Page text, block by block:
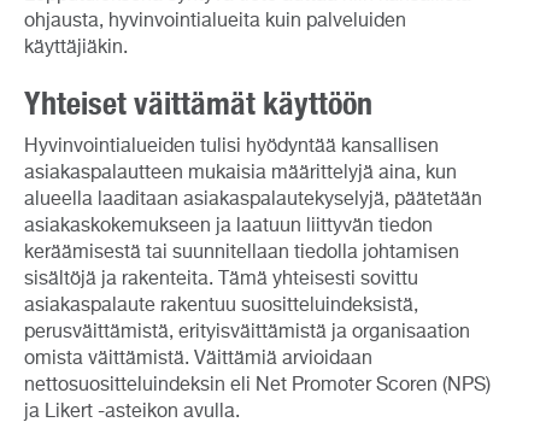
ohjausta, hyvinvointialueita kuin palveluiden
käyttäjiäkin.
Yhteiset väittämät käyttöön
Hyvinvointialueiden tulisi hyödyntää kansallisen
asiakaspalautteen mukaisia määrittelyjä aina, kun
alueella laaditaan asiakaspalautekyselyjä, päätetään
asiakaskokemukseen ja laatuun liittyvän tiedon
keräämisestä tai suunnitellaan tiedolla johtamisen
sisältöjä ja rakenteita. Tämä yhteisesti sovittu
asiakaspalaute rakentuu suositteluindeksistä,
perusväittämistä, erityisväittämistä ja organisaation
omista väittämistä. Väittämiä arvioidaan
nettosuositteluindeksin eli Net Promoter Scoren (NPS)
ja Likert -asteikon avulla.